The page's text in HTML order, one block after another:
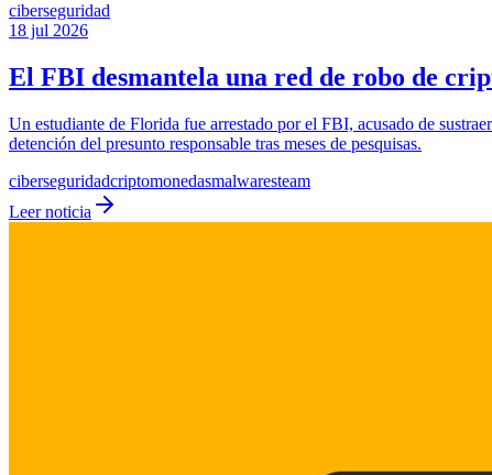
ciberseguridad
18 jul 2026
El FBI desmantela una red de robo de
Un estudiante de Florida fue arrestado por el FBI, acusado de
detención del presunto responsable tras meses de pesquisas.
ciberseguridadcriptomonedasmalwaresteam
Leer noticia